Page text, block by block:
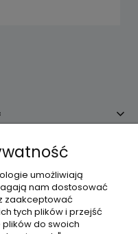
umożliwiają
nam dostosować
zaakceptować
tych plików i przejść
do swoich